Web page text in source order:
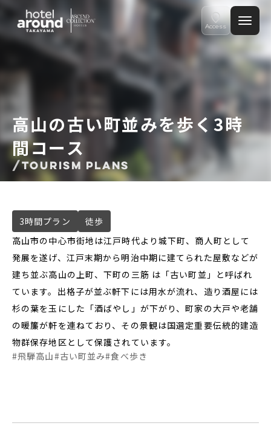
Access
飛騨高山の周辺観光│hotel around TAKAYAMA, an
チェックイン日
チェックアウト日
1室あたり
空室検索
会員登録
ログイン
予約確認・変更・キャンセル
特別優待会員様 交通＋宿泊プラン
TOURISM PLANS
高山の古い町並みを歩く3時
間コース
3時間プラン
徒歩
高山市の中心市街地は江戸時代より城下町、商人町として
発展を遂げ、江戸末期から明治中期に建てられた屋敷などが
建ち並ぶ高山の上町、下町の三筋 は「古い町並」と呼ばれ
ています。出格子が並ぶ軒下には用水が流れ、造り酒屋には
杉の葉を玉にした「酒ばやし」が下がり、町家の大戸や老舗
の暖簾が軒を連ねており、その景観は国選定重要伝統的建造
物群保存地区として保護されています。
#飛騨高山#古い町並み#食べ歩き
ご予約確認・変更・キャンセルフォーム
公式Webサイトからのご予約